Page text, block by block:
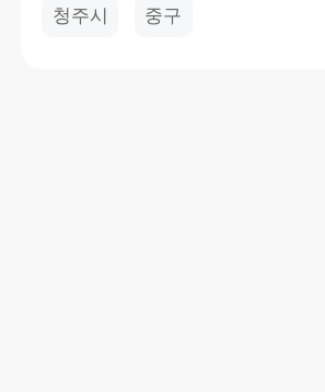
청주시 중구